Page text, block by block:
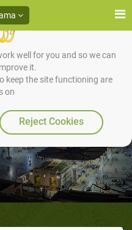
well for you and so we can
it.
keep the site functioning are
on
Reject Cookies
Syirik